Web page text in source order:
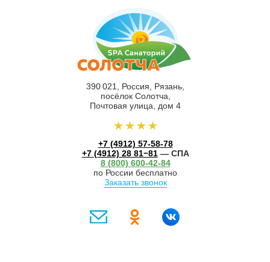
390 021, Россия, Рязань,
посёлок Солотча,
Почтовая улица, дом 4
+7 (4912) 57-58-78
+7 (4912) 28 81−81— СПА
8 (800) 600-42-84
по России бесплатно
Заказать звонок